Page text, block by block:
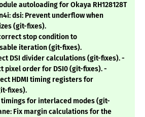
autoloading for Okaya RH128128T
dsi: Prevent underflow when
(git-fixes).
stop condition to
iteration (git-fixes).
DSI divider calculations (git-fixes). -
pixel order for DSI0 (git-fixes). -
HDMI timing registers for
fixes).
for interlaced modes (git-
Fix margin calculations for the